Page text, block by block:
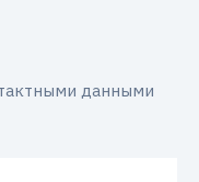
данными